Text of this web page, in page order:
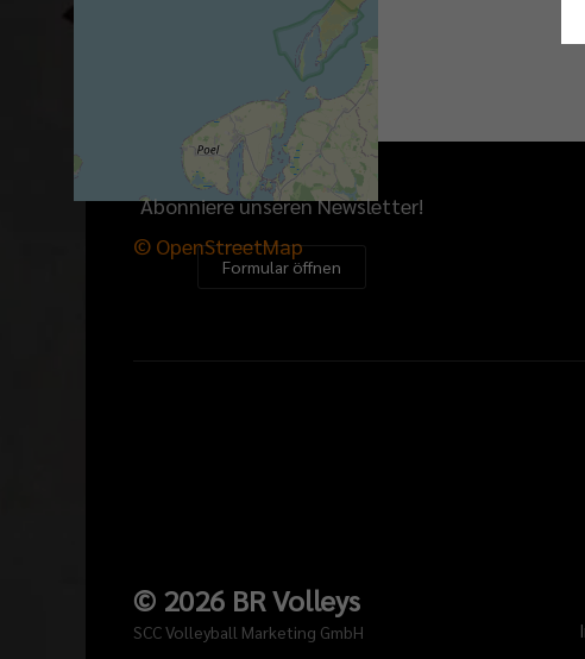
© OpenStreetMap
Abonniere unseren Newsletter!
Formular öffnen
© 2026 BR Volleys
SCC Volleyball Marketing GmbH